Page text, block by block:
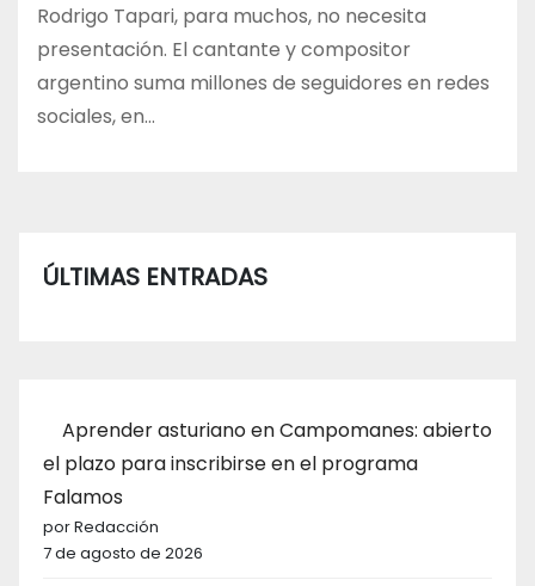
Rodrigo Tapari, para muchos, no necesita
presentación. El cantante y compositor
argentino suma millones de seguidores en redes
sociales, en…
ÚLTIMAS ENTRADAS
Aprender asturiano en Campomanes: abierto
el plazo para inscribirse en el programa
Falamos
por Redacción
7 de agosto de 2026